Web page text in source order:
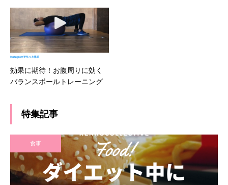
効果に期待！お腹周りに効く
バランスボールトレーニング
特集記事
食事